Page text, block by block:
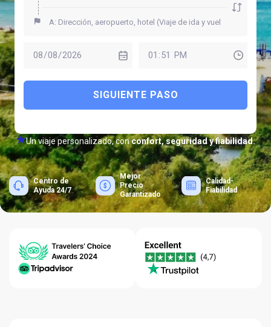
SIGUIENTE PASO
Un viaje personalizado, conconfort, seguridad y fiabilidad.
Centro de
Ayuda 24/7
Mejor
Precio
Garantizado
Calidad-
Fiabilidad